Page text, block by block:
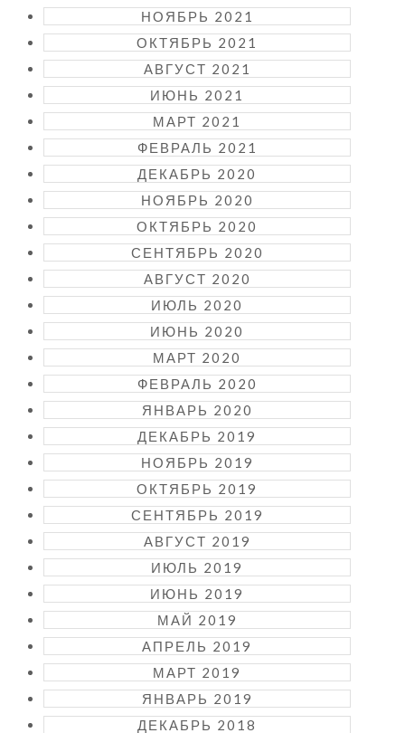
НОЯБРЬ 2021
ОКТЯБРЬ 2021
АВГУСТ 2021
ИЮНЬ 2021
МАРТ 2021
ФЕВРАЛЬ 2021
ДЕКАБРЬ 2020
НОЯБРЬ 2020
ОКТЯБРЬ 2020
СЕНТЯБРЬ 2020
АВГУСТ 2020
ИЮЛЬ 2020
ИЮНЬ 2020
МАРТ 2020
ФЕВРАЛЬ 2020
ЯНВАРЬ 2020
ДЕКАБРЬ 2019
НОЯБРЬ 2019
ОКТЯБРЬ 2019
СЕНТЯБРЬ 2019
АВГУСТ 2019
ИЮЛЬ 2019
ИЮНЬ 2019
МАЙ 2019
АПРЕЛЬ 2019
МАРТ 2019
ЯНВАРЬ 2019
ДЕКАБРЬ 2018